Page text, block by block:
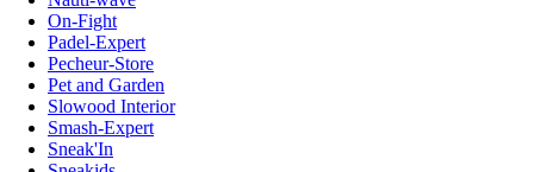
On-Fight
Padel-Expert
Pecheur-Store
Pet and Garden
Slowood Interior
Smash-Expert
Sneak'In